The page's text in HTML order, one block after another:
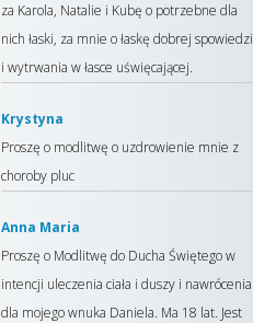
za Karola, Natalie i Kubę o potrzebne dla
nich łaski, za mnie o łaskę dobrej spowiedzi
i wytrwania w łasce uświęcającej.
Krystyna
Proszę o modlitwę o uzdrowienie mnie z
choroby pluc
Anna Maria
Proszę o Modlitwę do Ducha Świętego w
intencji uleczenia ciała i duszy i nawrócenia
dla mojego wnuka Daniela. Ma 18 lat. Jest